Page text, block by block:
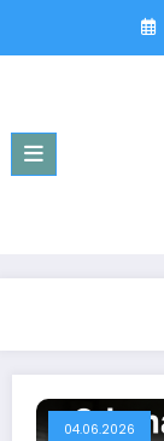
content
04.06.2026